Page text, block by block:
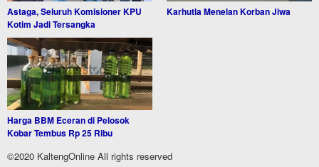
Astaga, Seluruh Komisioner KPU
Kotim Jadi Tersangka
Karhutla Menelan Korban Jiwa
Harga BBM Eceran di Pelosok
Kobar Tembus Rp 25 Ribu
©2020 KaltengOnline All rights reserved